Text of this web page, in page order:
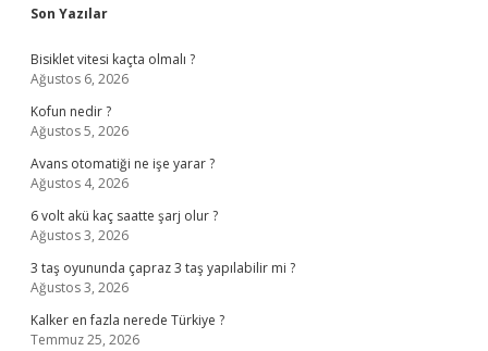
Sidebar
Son Yazılar
Bisiklet vitesi kaçta olmalı ?
Ağustos 6, 2026
Kofun nedir ?
Ağustos 5, 2026
Avans otomatiği ne işe yarar ?
Ağustos 4, 2026
6 volt akü kaç saatte şarj olur ?
Ağustos 3, 2026
3 taş oyununda çapraz 3 taş yapılabilir mi ?
Ağustos 3, 2026
Kalker en fazla nerede Türkiye ?
Temmuz 25, 2026